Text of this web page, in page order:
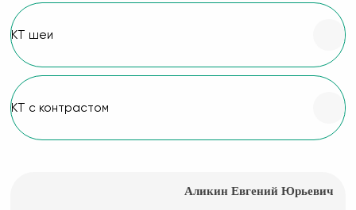
КТ шеи
КТ с контрастом
Аликин Евгений Юрьевич